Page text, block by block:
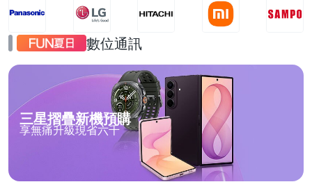
數位通訊
三星摺疊新機預購
享無痛升級現省六千